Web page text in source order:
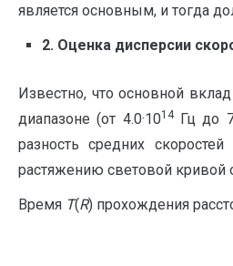
является основным, и тогда
2. Оценка дисперсии
Известно, что основной
диапазоне (от 4.0·1014Гц до
разность средних
растяжению световой кривой
Время T(R) прохождения